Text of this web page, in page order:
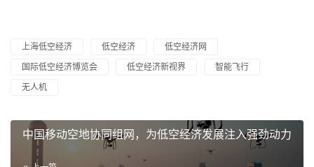
上海低空经济 低空经济
低空经济网
国际低空经济博览会
低空经济新视界
智能飞行
无人机
中国移动空地协同组网，为低空经济发展注入强劲动力